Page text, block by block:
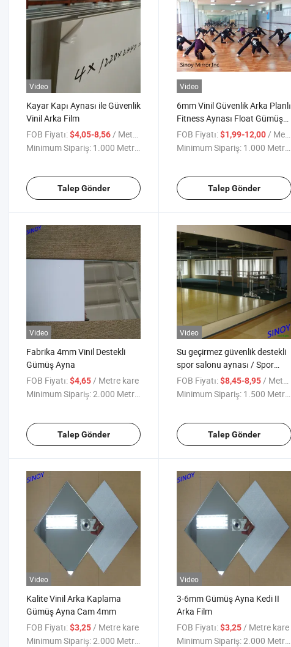
Video
Kayar Kapı Aynası ile Güvenlik
Vinil Arka Film
FOB Fiyatı:$4,05-8,56/ Metre kare
Minimum Sipariş: 1.000 Metrekare
Talep Gönder
Video
6mm Vinil Güvenlik Arka Planlı
Fitness Aynası Float Gümüş
Ayna Camı
FOB Fiyatı: $1,99-12,00 / Metre kare
Minimum Sipariş: 1.000 Metrekare
Talep Gönder
Video
Fabrika 4mm Vinil Destekli
Gümüş Ayna
FOB Fiyatı:$4,65/ Metre kare
Minimum Sipariş:2.000 Metrekare
Talep Gönder
Video
Su geçirmez güvenlik destekli
spor salonu aynası / Spor
salonları, fitness kulüpleri,
yoga stüdyoları için ayna
FOB Fiyatı: $8,45-8,95/ Metre kare
Minimum Sipariş: 1.500 Metrekare
Talep Gönder
Video
Kalite Vinil Arka Kaplama
Gümüş Ayna Cam 4mm
FOB Fiyatı:$3,25 / Metre kare
Minimum Sipariş:2.000 Metrekare
Video
3-6mm Gümüş Ayna Kedi II
Arka Film
FOB Fiyatı: $3,25 / Metre kare
Minimum Sipariş:2.000 Metrekare